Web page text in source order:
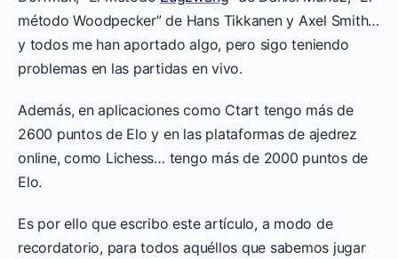
método Woodpecker” de Hans Tikkanen y Axel Smith…
y todos me han aportado algo, pero sigo teniendo
problemas en las partidas en vivo.
Además, en aplicaciones como Ctart tengo más de
2600 puntos de Elo y en las plataformas de ajedrez
online, como Lichess… tengo más de 2000 puntos de
Elo.
Es por ello que escribo este artículo, a modo de
recordatorio, para todos aquéllos que sabemos jugar